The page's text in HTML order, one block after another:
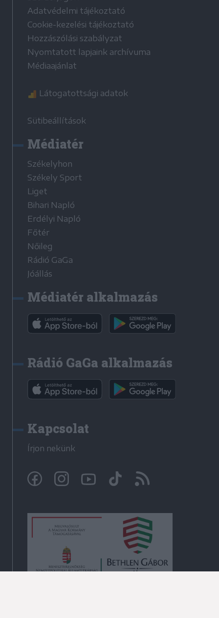
Adatvédelmi tájékoztató
Cookie-kezelési tájékoztató
Hozzászólási szabályzat
Nyomtatott lapjaink archívuma
Médiaajánlat
Látogatottsági adatok
Sütibeállítások
Médiatér
Székelyhon
Székely Sport
Liget
Bihari Napló
Erdélyi Napló
Főtér
Nőileg
Rádió GaGa
Jóállás
Médiatér alkalmazás
Rádió GaGa alkalmazás
Kapcsolat
Írjon nekünk